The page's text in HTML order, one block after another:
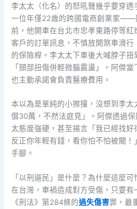
李太太（化名）的怒吼聲幾乎要穿透
一位年僅22歲的跨國電商創業家——
前，他開車在台北市忠孝東路停等紅
客戶的訂單訊息，不慎放開煞車滑
的保險桿。李太太下車後大喊脖子扭
「頸部扭傷併輕微腦震盪」。阿傑當
也主動承諾會負責醫療費用。
本以為是單純的小擦撞，沒想到李太
償30萬，不然法庭見」。阿傑透過
太態度強硬，甚至揚言「我已經找好
反正你年輕有錢，看你怕不怕被關！
手腳。
「以刑逼民」是什麼？為什麼這麼可
在台灣，車禍造成對方受傷，只要有
《刑法》第284條的過失傷害罪，最